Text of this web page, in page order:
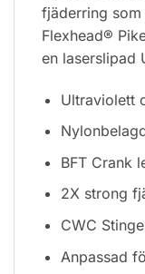
fjäderring
Flexhead®
en laserslipad
Ultraviolett
BFT Crank
2X strong
CWC
Anpassad